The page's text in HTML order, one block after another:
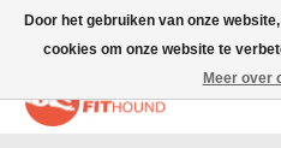
Gratis verzending vanaf €50,-
Door het gebruiken van onze
cookies om onze website te
Meer over